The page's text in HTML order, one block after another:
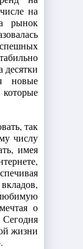
на
рынок
десятки
новые
так
числу
имея
о
жизни